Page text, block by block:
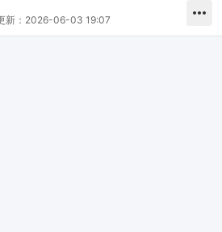
新： 2026-06-03 19:07